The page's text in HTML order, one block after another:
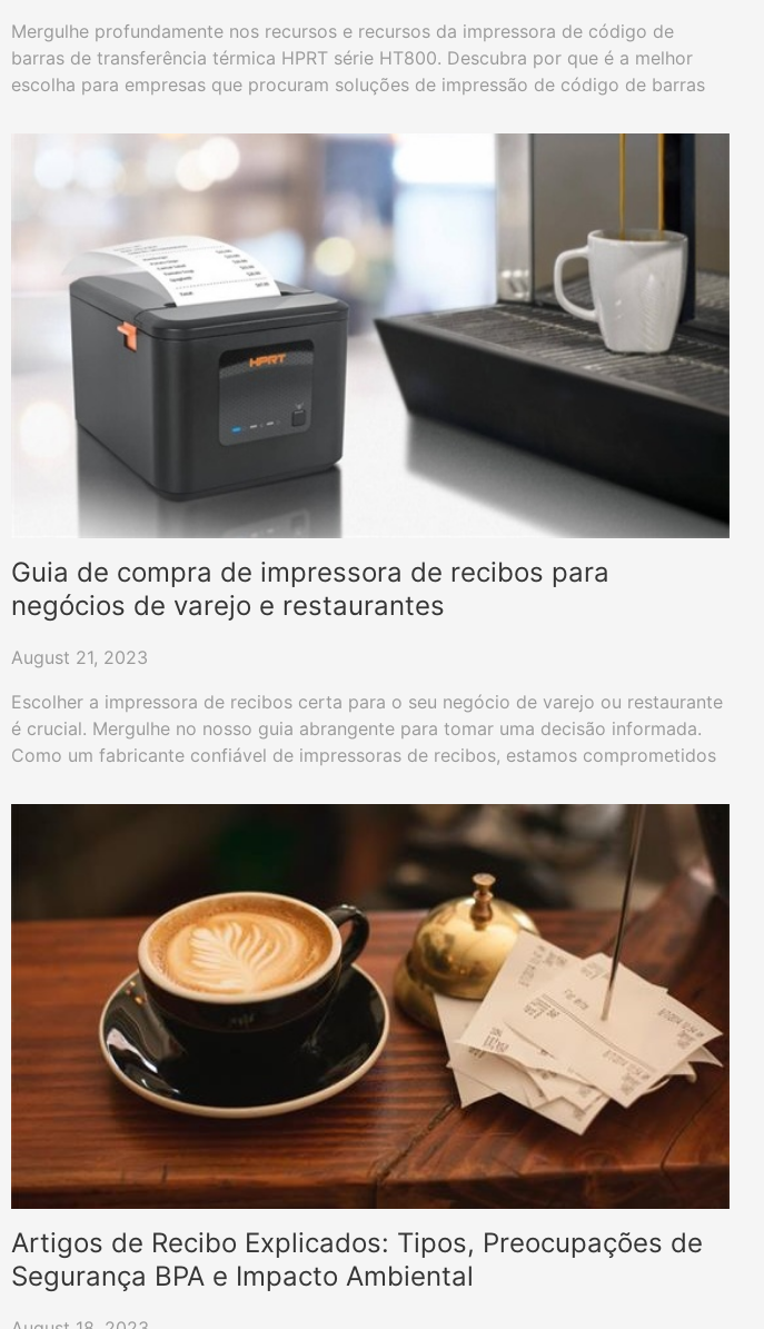
Mergulhe profundamente nos recursos e recursos da impressora de código de
barras de transferência térmica HPRT série HT800. Descubra por que é a melhor
escolha para empresas que procuram soluções de impressão de código de barras
Guia de compra de impressora de recibos para
negócios de varejo e restaurantes
August 21, 2023
Escolher a impressora de recibos certa para o seu negócio de varejo ou restaurante
é crucial. Mergulhe no nosso guia abrangente para tomar uma decisão informada.
Como um fabricante confiável de impressoras de recibos, estamos comprometidos
Artigos de Recibo Explicados: Tipos, Preocupações de
Segurança BPA e Impacto Ambiental